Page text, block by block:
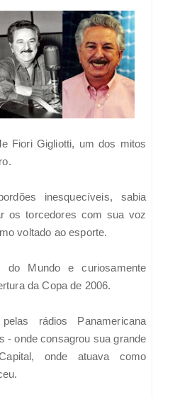
Fiori Gigliotti, um dos mitos
inesquecíveis, sabia
os torcedores com sua voz
voltado ao esporte.
do Mundo e curiosamente
da Copa de 2006.
rádios Panamericana
- onde consagrou sua grande
onde atuava como